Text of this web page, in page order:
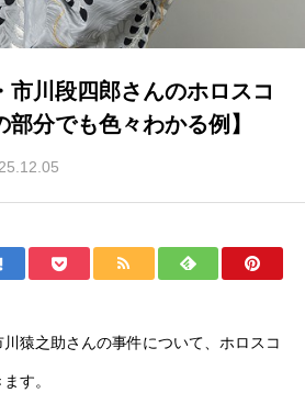
市川段四郎さんのホロスコ
分でも色々わかる例】
猿之助さんの事件について、ホロスコ
す。